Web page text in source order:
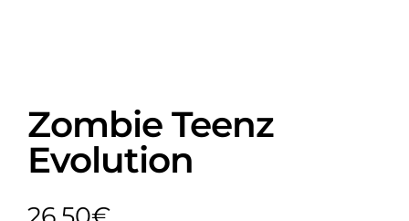
Zombie Teenz
Evolution